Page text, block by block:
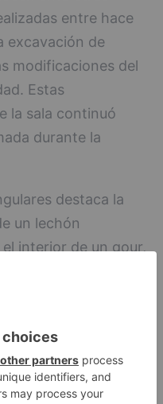
entre hace
excavación de
modificaciones del
Estas
la sala continuó
durante la
destaca la
un lechón
interior de un gour,
los investigadores,
uso ritual de
prerromanas, en un